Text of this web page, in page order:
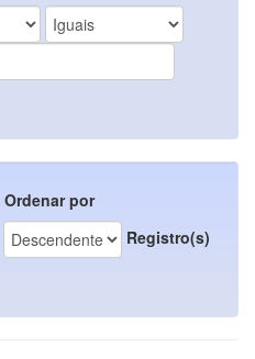
Ordenar por
Registro(s)